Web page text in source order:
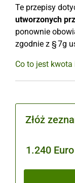
Te przepisy
utworzonych
ponownie
zgodnie z § 7g
Co to jest
Złóż
1.240